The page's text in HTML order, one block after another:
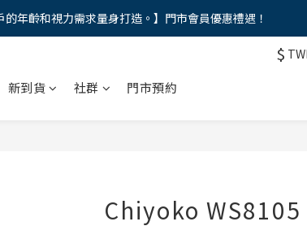
時禮遇 9 折無上限，12期分期免手續費。。
的年齡和視力需求量身打造。】門市會員優惠禮遇！
$
新到貨 社群 門市預約
Chiyoko WS8105